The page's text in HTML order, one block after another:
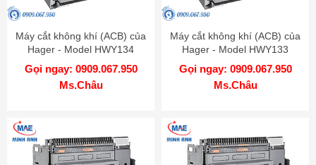
Máy cắt không khí (ACB) của
Hager - Model HWY134
Gọi ngay: 0909.067.950
Ms.Châu
Máy cắt không khí (ACB) của
Hager - Model HWY133
Gọi ngay: 0909.067.950
Ms.Châu